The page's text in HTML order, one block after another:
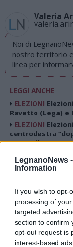
LegnanoNews -
Information
If you wish to opt-
processing of
targeted
section to confirm
opt-out request is
interest-based
Valeria
Noi di
nostro territorio
linea per
LEGGI ANCHE
ELEZIONI
Ravetto (Lega) e
ELEZIONI
centrodestra
supera il M5S
POLITICA
Vince Giorgia
Il terzo polo
sopra la media
LEGNANO
elettorato che
scorrettezze”